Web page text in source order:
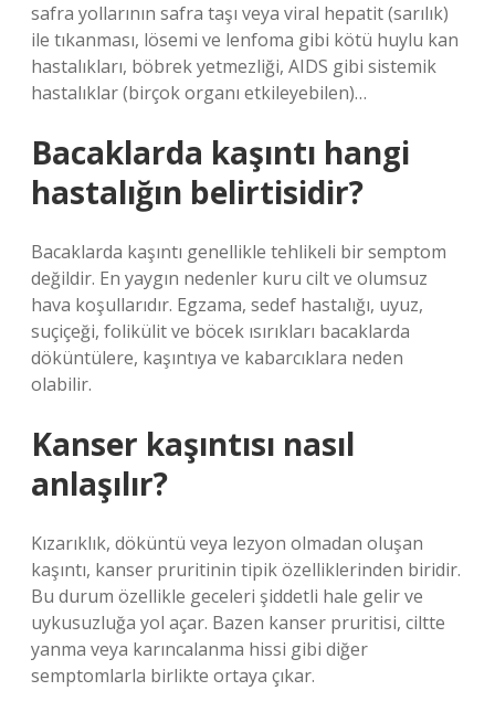
safra yollarının safra taşı veya viral hepatit (sarılık)
ile tıkanması, lösemi ve lenfoma gibi kötü huylu kan
hastalıkları, böbrek yetmezliği, AIDS gibi sistemik
hastalıklar (birçok organı etkileyebilen)…
Bacaklarda kaşıntı hangi
hastalığın belirtisidir?
Bacaklarda kaşıntı genellikle tehlikeli bir semptom
değildir. En yaygın nedenler kuru cilt ve olumsuz
hava koşullarıdır. Egzama, sedef hastalığı, uyuz,
suçiçeği, folikülit ve böcek ısırıkları bacaklarda
döküntülere, kaşıntıya ve kabarcıklara neden
olabilir.
Kanser kaşıntısı nasıl
anlaşılır?
Kızarıklık, döküntü veya lezyon olmadan oluşan
kaşıntı, kanser pruritinin tipik özelliklerinden biridir.
Bu durum özellikle geceleri şiddetli hale gelir ve
uykusuzluğa yol açar. Bazen kanser pruritisi, ciltte
yanma veya karıncalanma hissi gibi diğer
semptomlarla birlikte ortaya çıkar.